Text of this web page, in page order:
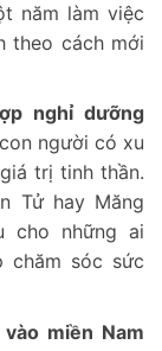
năm làm việc
theo cách mới
nghỉ dưỡng
người có xu
trị tinh thần.
Tử hay Măng
cho những ai
chăm sóc sức
miền Nam